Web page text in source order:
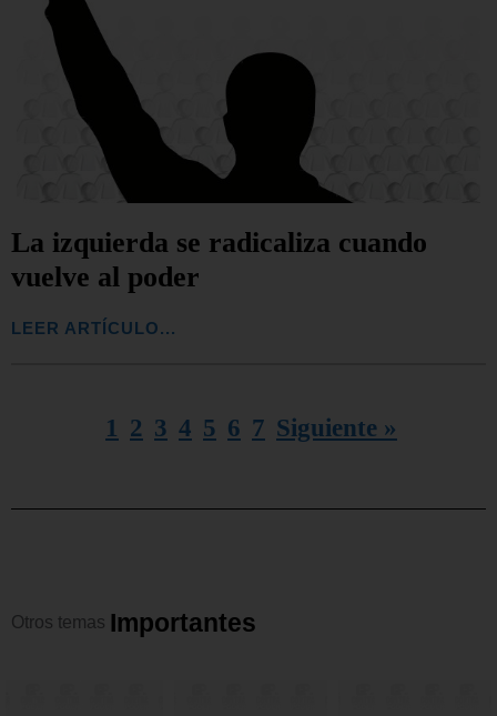
La izquierda se radicaliza cuando
vuelve al poder
LEER ARTÍCULO...
1 2 3 4 5 6 7 Siguiente »
Otros temas Importantes